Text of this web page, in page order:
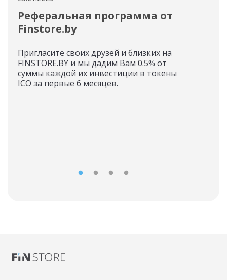
Реферальная программа от
Finstore.by
Пригласите своих друзей и близких на
FINSTORE.BY и мы дадим Вам 0.5% от
суммы каждой их инвестиции в токены
ICO за первые 6 месяцев.